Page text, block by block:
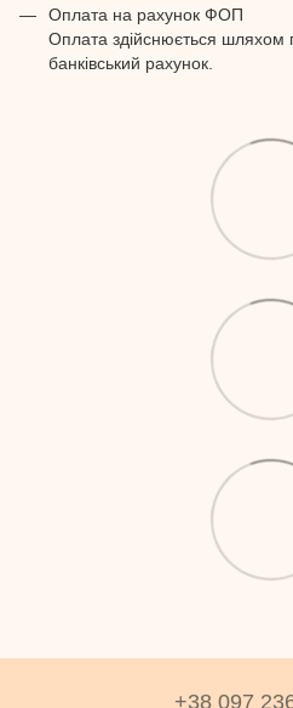
Оплата на рахунок ФОП
Оплата здійснюється шляхом
банківський рахунок.
+38 097